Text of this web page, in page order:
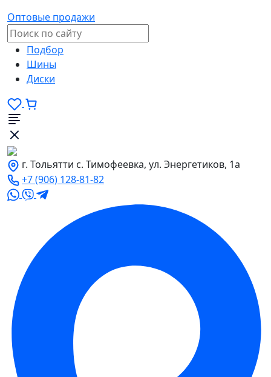
Оптовые продажи
Подбор
Шины
Диски
г. Тольятти с. Тимофеевка, ул. Энергетиков, 1а
+7 (906) 128-81-82